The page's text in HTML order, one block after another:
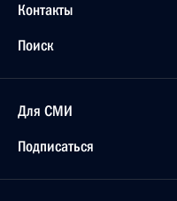
Контакты
Поиск
Для СМИ
Подписаться